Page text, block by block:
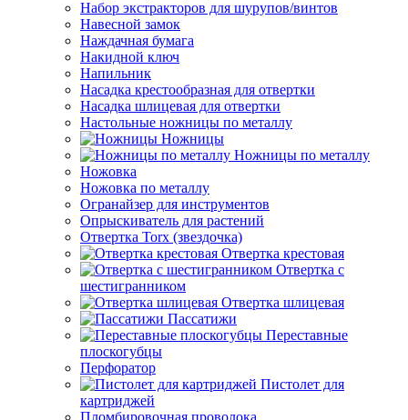
Набор экстракторов для шурупов/винтов
Навесной замок
Наждачная бумага
Накидной ключ
Напильник
Насадка крестообразная для отвертки
Насадка шлицевая для отвертки
Настольные ножницы по металлу
Ножницы
Ножницы по металлу
Ножовка
Ножовка по металлу
Огранайзер для инструментов
Опрыскиватель для растений
Отвертка Torx (звездочка)
Отвертка крестовая
Отвертка с
шестигранником
Отвертка шлицевая
Пассатижи
Переставные
плоскогубцы
Перфоратор
Пистолет для
картриджей
Пломбировочная проволока